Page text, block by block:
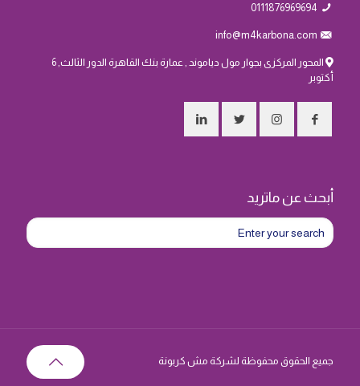
0111876969694
info@m4karbona.com
المحور المركزى بجوار مول دياموند , عمارة بنك القاهرة الدور الثالث, 6
أكتوبر
أبحث عن ماتريد
جميع الحقوق محفوظة لشركة مش كربونة